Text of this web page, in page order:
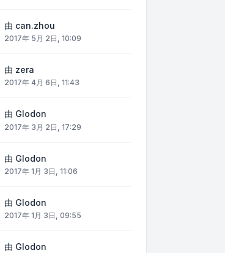
由 can.zhou
2017年 5月 2日, 10:09
由 zera
2017年 4月 6日, 11:43
由 Glodon
2017年 3月 2日, 17:29
由 Glodon
2017年 1月 3日, 11:06
由 Glodon
2017年 1月 3日, 09:55
由 Glodon